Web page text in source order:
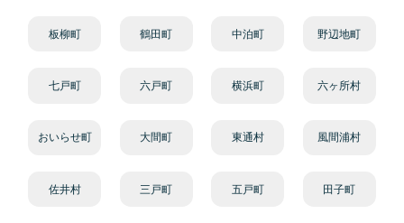
板柳町 鶴田町 中泊町 野辺地町
七戸町 六戸町 横浜町 六ヶ所村
おいらせ町 大間町 東通村 風間浦村
佐井村 三戸町 五戸町 田子町